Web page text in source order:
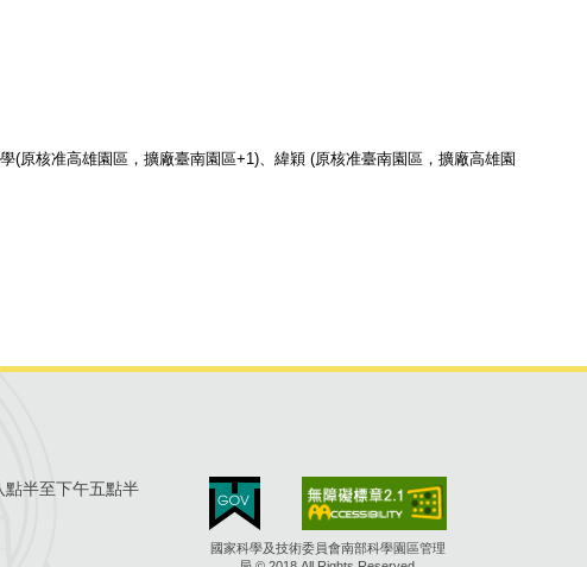
原核准高雄園區，擴廠臺南園區+1)、緯穎 (原核准臺南園區，擴廠高雄園
點半至下午五點半
國家科學及技術委員會南部科學園區管理